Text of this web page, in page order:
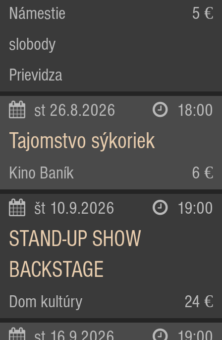
Námestie
slobody
Prievidza
5 €
st 26.8.2026 18:00
Tajomstvo sýkoriek
Kino Baník 6 €
št 10.9.2026 19:00
STAND-UP SHOW
BACKSTAGE
Dom kultúry 24 €